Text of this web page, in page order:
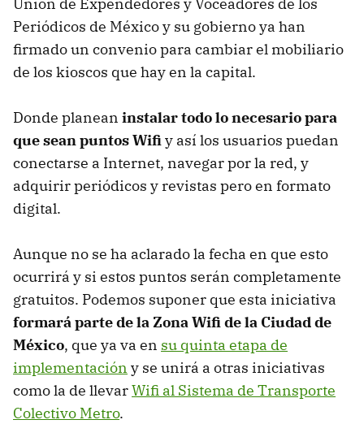
Periódicos de México y su gobierno ya han
firmado un convenio para cambiar el mobiliario
de los kioscos que hay en la capital.
Donde planean instalar todo lo necesario para
que sean puntos Wifiy así los usuarios puedan
conectarse a Internet, navegar por la red, y
adquirir periódicos y revistas pero en formato
digital.
Aunque no se ha aclarado la fecha en que esto
ocurrirá y si estos puntos serán completamente
gratuitos. Podemos suponer que esta iniciativa
formará parte de la Zona Wifi de la Ciudad de
México, que ya va en su quinta etapa de
implementación y se unirá a otras iniciativas
como la de llevarWifi al Sistema de Transporte
Colectivo Metro.